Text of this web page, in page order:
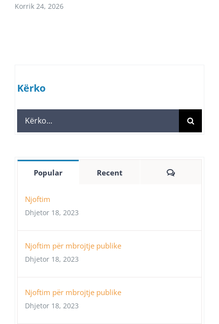
Korrik 24, 2026
Kërko
Search
for:
Popular Recent Comments
Njoftim
Dhjetor 18, 2023
Njoftim për mbrojtje publike
Dhjetor 18, 2023
Njoftim për mbrojtje publike
Dhjetor 18, 2023